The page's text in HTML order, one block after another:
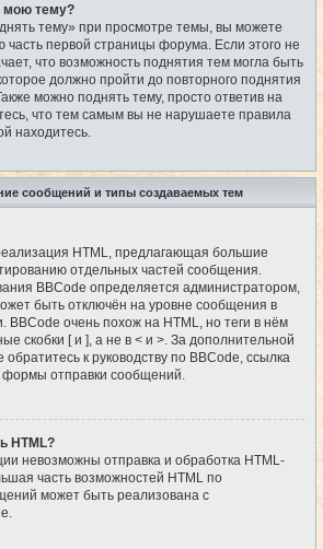
мою тему?
тему» при просмотре темы, вы можете
часть первой страницы форума. Если этого не
что возможность поднятия тем могла быть
должно пройти до повторного поднятия
можно поднять тему, просто ответив на
что тем самым вы не нарушаете правила
находитесь.
сообщений и типы создаваемых тем
HTML, предлагающая большие
отдельных частей сообщения.
BBCode определяется администратором,
быть отключён на уровне сообщения в
BBCode очень похож на HTML, но теги в нём
скобки [ и ], а не в < и >. За дополнительной
к руководству по BBCode, ссылка
формы отправки сообщений.
HTML?
невозможны отправка и обработка HTML-
часть возможностей HTML по
может быть реализована с